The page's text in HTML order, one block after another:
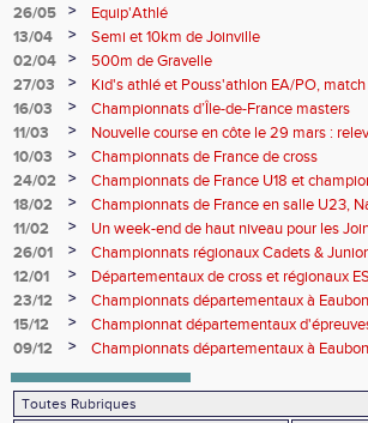
26/05
>
Equip'Athlé
13/04
>
Semi et 10km de Joinville
02/04
>
500m de Gravelle
27/03
>
Kid's athlé et Pouss'athlon EA/PO,
championnat LIFA épreuves combinées
16/03 >
Championnats d’Île-de-France masters
11/03
>
Nouvelle course en côte le 29 mars :
10/03
>
Championnats de France de cross
24/02
>
Championnats de France U18 et
Lancers Long
18/02 >
Championnats de France en salle U23,
de cross-country
11/02 >
Un week-end de haut niveau pour les
26/01
>
Championnats régionaux Cadets &
performances avant le Meeting de Paris
12/01 >
Départementaux de cross et régionaux
23/12
>
Championnats départementaux à
15/12
>
Championnat départementaux
09/12
> Championnats départementaux à